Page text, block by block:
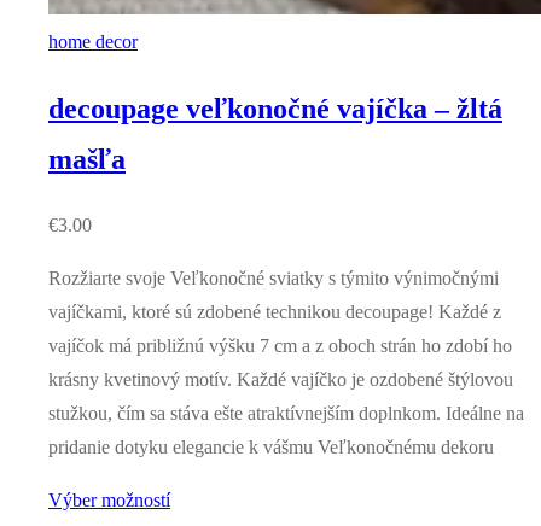
home decor
decoupage veľkonočné vajíčka – žltá
mašľa
€3.00
Rozžiarte svoje Veľkonočné sviatky s týmito výnimočnými
vajíčkami, ktoré sú zdobené technikou decoupage! Každé z
vajíčok má približnú výšku 7 cm a z oboch strán ho zdobí ho
krásny kvetinový motív. Každé vajíčko je ozdobené štýlovou
stužkou, čím sa stáva ešte atraktívnejším doplnkom. Ideálne na
pridanie dotyku elegancie k vášmu Veľkonočnému dekoru
Výber možností